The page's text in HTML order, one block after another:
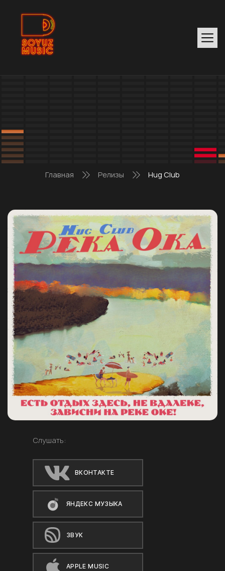
Главная Релизы Hug Club
Слушать:
ВКОНТАКТЕ
ЯНДЕКС МУЗЫКА
ЗВУК
APPLE MUSIC